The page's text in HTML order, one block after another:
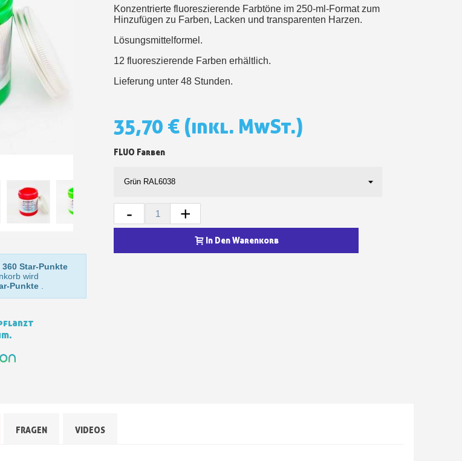
Ihr Online-Angebot in weniger als 1 Minute
Teilen Sie Ihre Kreationen und erhalten Sie Einkaufsgutscheine
Sammeln Sie mit jeder Bestellung Treuepunkte
Rücksendung von Produkten innerhalb von 14 Tagen
Ihr Online-Angebot in weniger als 1 Minute
360 Star-Punkte
wird
Punkte .
Konzentrierte fluoreszierende Farbtöne im 250-ml-Format zum
Hinzufügen zu Farben, Lacken und transparenten Harzen.
Lösungsmittelformel.
12 fluoreszierende Farben erhältlich.
Lieferung unter 48 Stunden.
35,70 € (inkl. MwSt.)
FLUO Farben
- +
In Den Warenkorb
FRAGEN VIDEOS